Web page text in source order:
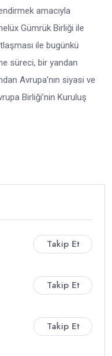
amacıyla
Gümrük Birliği ile
ile bugünkü
süreci, bir yandan
Avrupa’nın siyasi ve
Birliği’nin Kuruluş
Takip Et
Takip Et
Takip Et